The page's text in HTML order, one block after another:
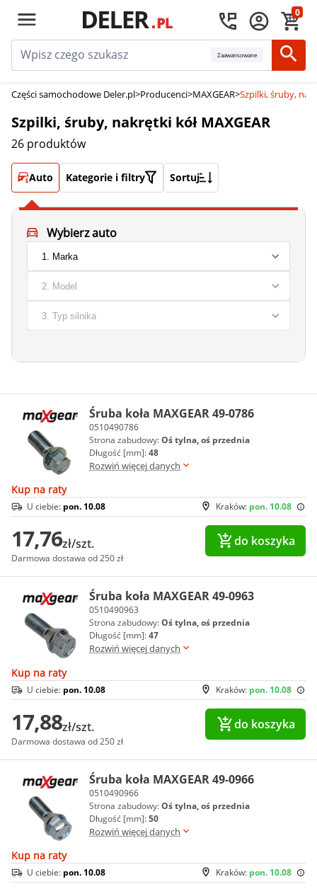
0
Zaawansowane
Części samochodowe Deler.pl>Producenci>MAXGEAR>Szpilki, śruby,
Szpilki, śruby, nakrętki kół MAXGEAR
26 produktów
Auto Kategorie i filtry Sortuj
Wybierz auto
Śruba koła MAXGEAR 49-0786
0510490786
Strona zabudowy:Oś tylna, oś przednia
Długość [mm]:48
Rozwiń więcej danych
Kup na raty
Kraków: pon. 10.08
U ciebie: pon. 10.08
17,76zł/szt.
Darmowa dostawa od 250 zł
do koszyka
Śruba koła MAXGEAR 49-0963
0510490963
Strona zabudowy:Oś tylna, oś przednia
Długość [mm]:47
Rozwiń więcej danych
Kup na raty
Kraków: pon. 10.08
U ciebie: pon. 10.08
17,88zł/szt.
Darmowa dostawa od 250 zł
do koszyka
Śruba koła MAXGEAR 49-0966
0510490966
Strona zabudowy:Oś tylna, oś przednia
Długość [mm]:50
Rozwiń więcej danych
Kup na raty
Kraków: pon. 10.08
U ciebie: pon. 10.08